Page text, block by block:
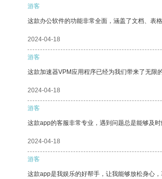
游客
这款办公软件的功能非常全面，涵盖了文档、表
2024-04-18
游客
这款加速器VPM应用程序已经为我们带来了无限
2024-04-18
游客
这款app的客服非常专业，遇到问题总是能够及时
2024-04-18
游客
这款app是我娱乐的好帮手，让我能够放松身心，